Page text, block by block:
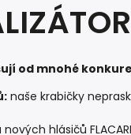
od mnohé
naše krabičky
nových hlásičů